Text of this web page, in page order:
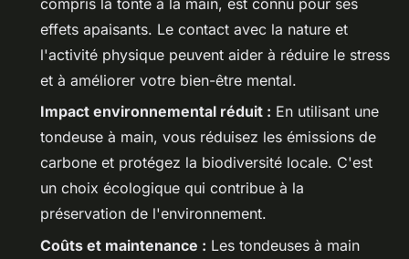
effets apaisants. Le contact avec la nature et
l'activité physique peuvent aider à réduire le stress
et à améliorer votre bien-être mental.
Impact environnemental réduit : En utilisant une
tondeuse à main, vous réduisez les émissions de
carbone et protégez la biodiversité locale. C'est
un choix écologique qui contribue à la
préservation de l'environnement.
Coûts et maintenance : Les tondeuses à main